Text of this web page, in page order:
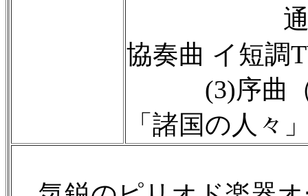
通奏低
協奏曲 イ短調
(3)序曲（
「諸国の人々